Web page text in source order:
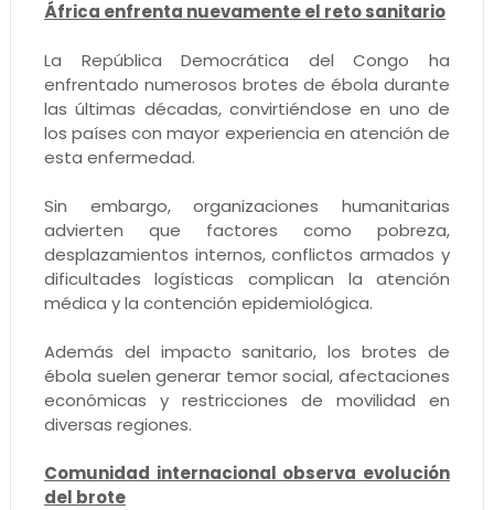
África enfrenta nuevamente el reto sanitario
La República Democrática del Congo ha
enfrentado numerosos brotes de ébola durante
las últimas décadas, convirtiéndose en uno de
los países con mayor experiencia en atención de
esta enfermedad.
Sin embargo, organizaciones humanitarias
advierten que factores como pobreza,
desplazamientos internos, conflictos armados y
dificultades logísticas complican la atención
médica y la contención epidemiológica.
Además del impacto sanitario, los brotes de
ébola suelen generar temor social, afectaciones
económicas y restricciones de movilidad en
diversas regiones.
Comunidad internacional observa evolución
del brote